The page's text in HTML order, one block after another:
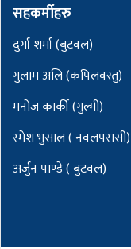
सहकर्मीहरु
दुर्गा शर्मा (बुटवल)
गुलाम अलि (कपिलवस्तु)
मनोज कार्की (गुल्मी)
रमेश भुसाल ( नवलपरासी)
अर्जुन पाण्डे ( बुटवल)